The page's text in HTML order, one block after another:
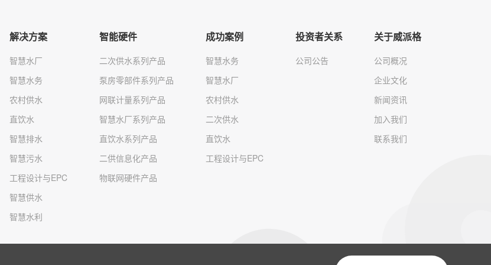
解决方案
智慧水厂
智慧水务
农村供水
直饮水
智慧排水
智慧污水
工程设计与EPC
智慧供水
智慧水利
智能硬件
二次供水系列产品
泵房零部件系列产品
网联计量系列产品
智慧水厂系列产品
直饮水系列产品
二供信息化产品
物联网硬件产品
成功案例
智慧水务
智慧水厂
农村供水
二次供水
直饮水
工程设计与EPC
投资者关系
公司公告
关于威派格
公司概况
企业文化
新闻资讯
加入我们
联系我们